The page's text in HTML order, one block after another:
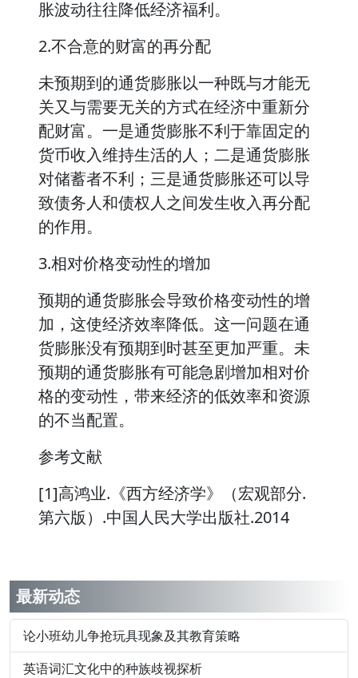
胀波动往往降低经济福利。
2.不合意的财富的再分配
未预期到的通货膨胀以一种既与才能无
关又与需要无关的方式在经济中重新分
配财富。一是通货膨胀不利于靠固定的
货币收入维持生活的人；二是通货膨胀
对储蓄者不利；三是通货膨胀还可以导
致债务人和债权人之间发生收入再分配
的作用。
3.相对价格变动性的增加
预期的通货膨胀会导致价格变动性的增
加，这使经济效率降低。这一问题在通
货膨胀没有预期到时甚至更加严重。未
预期的通货膨胀有可能急剧增加相对价
格的变动性，带来经济的低效率和资源
的不当配置。
参考文献
[1]高鸿业.《西方经济学》（宏观部分.
第六版）.中国人民大学出版社.2014
最新动态
论小班幼儿争抢玩具现象及其教育策略
英语词汇文化中的种族歧视探析